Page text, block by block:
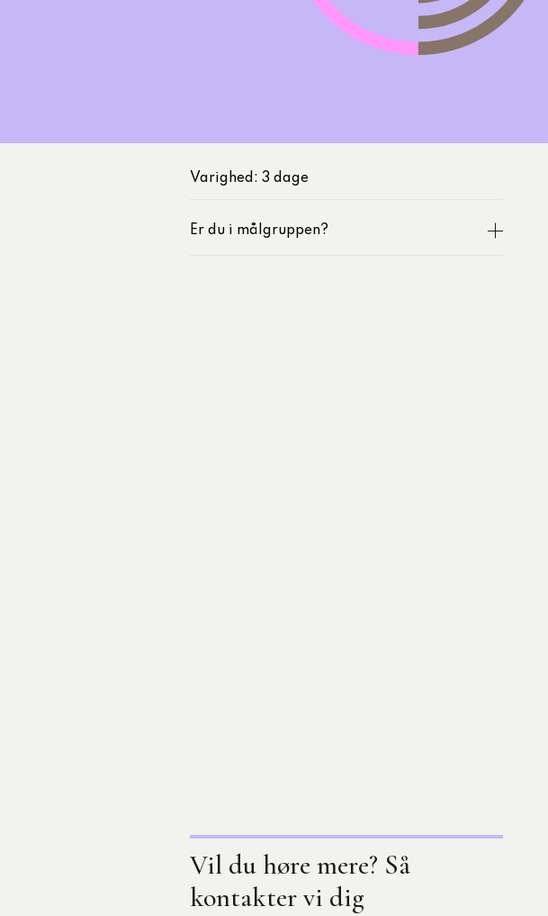
Varighed: 3 dage
Er du i målgruppen?
Vil du høre mere? Så
kontakter vi dig